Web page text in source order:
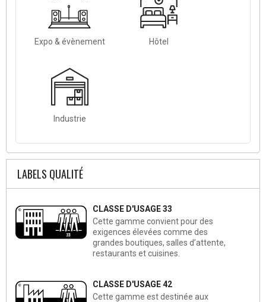
Expo & évènement Hôtel
Industrie
LABELS QUALITÉ
CLASSE D'USAGE 33
Cette gamme convient pour des
exigences élevées comme des
grandes boutiques, salles d’attente,
restaurants et cuisines.
CLASSE D'USAGE 42
Cette gamme est destinée aux